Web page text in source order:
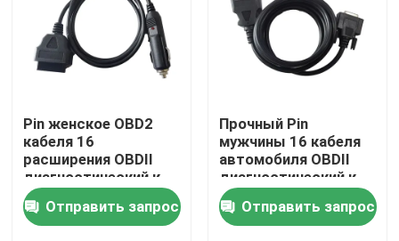
Дом
Продукты
Pin женское OBD2
кабеля 16
расширения OBDII
диагностический к
переходнику
сигареты более
светлому
Отправить запрос
Прочный Pin
мужчины 16 кабеля
автомобиля OBDII
диагностический к
цвету черноты теста
DB26Отправить запрос